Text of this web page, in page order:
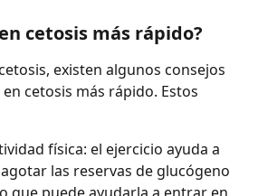
cetosis más rápido?
existen algunos consejos
cetosis más rápido. Estos
física: el ejercicio ayuda a
las reservas de glucógeno